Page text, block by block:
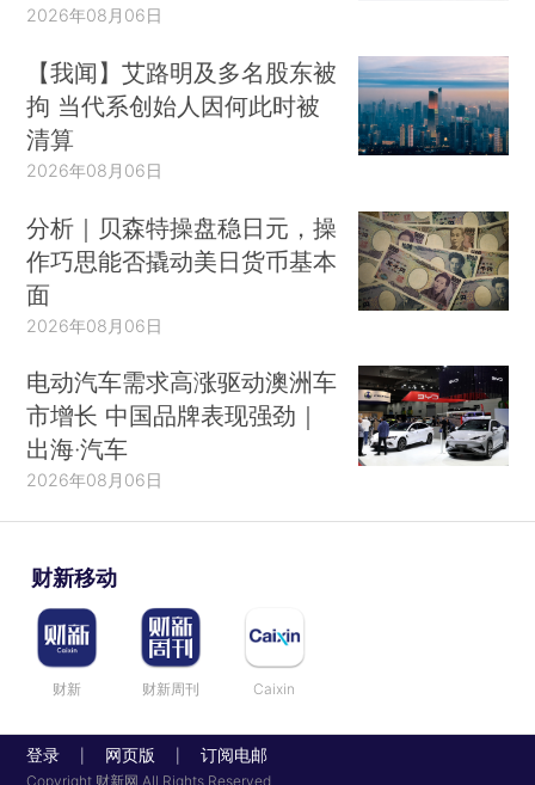
2026年08月06日
【我闻】艾路明及多名股东被
拘 当代系创始人因何此时被
清算
2026年08月06日
分析｜贝森特操盘稳日元，操
作巧思能否撬动美日货币基本
面
2026年08月06日
电动汽车需求高涨驱动澳洲车
市增长 中国品牌表现强劲｜
出海·汽车
2026年08月06日
财新移动
财新 财新周刊 Caixin
登录 网页版 订阅电邮
Copyright 财新网 All Rights Reserved